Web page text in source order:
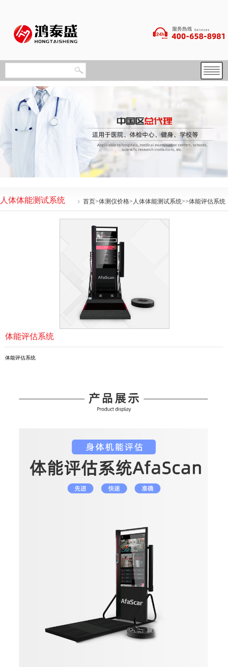
人体体能测试系统 首页>体测仪价格> 人体体能测试系统>>体能评估系统
体能评估系统
体能评估系统